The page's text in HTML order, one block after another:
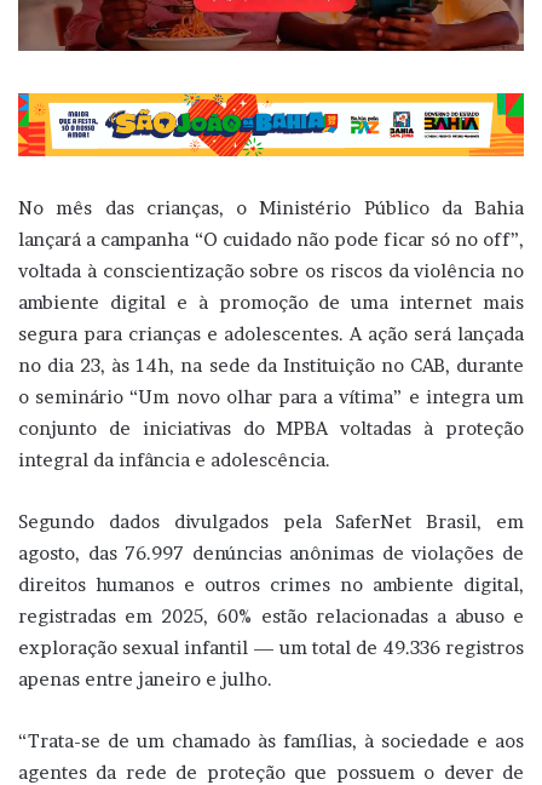
No mês das crianças, o Ministério Público da Bahia
lançará a campanha “O cuidado não pode ficar só no off”,
voltada à conscientização sobre os riscos da violência no
ambiente digital e à promoção de uma internet mais
segura para crianças e adolescentes. A ação será lançada
no dia 23, às 14h, na sede da Instituição no CAB, durante
o seminário “Um novo olhar para a vítima” e integra um
conjunto de iniciativas do MPBA voltadas à proteção
integral da infância e adolescência.
Segundo dados divulgados pela SaferNet Brasil, em
agosto, das 76.997 denúncias anônimas de violações de
direitos humanos e outros crimes no ambiente digital,
registradas em 2025, 60% estão relacionadas a abuso e
exploração sexual infantil — um total de 49.336 registros
apenas entre janeiro e julho.
“Trata-se de um chamado às famílias, à sociedade e aos
agentes da rede de proteção que possuem o dever de